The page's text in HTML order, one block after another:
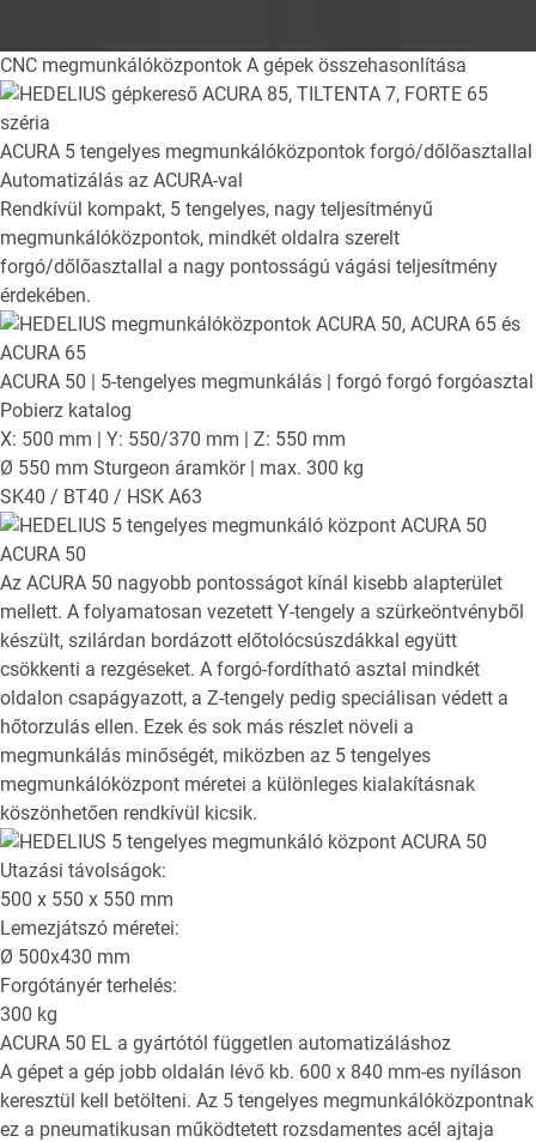
CNC megmunkálóközpontok A gépek összehasonlítása
ACURA 5 tengelyes megmunkálóközpontok forgó/dőlőasztallal
Automatizálás az ACURA-val
Rendkívül kompakt, 5 tengelyes, nagy teljesítményű
megmunkálóközpontok, mindkét oldalra szerelt
forgó/dőlőasztallal a nagy pontosságú vágási teljesítmény
érdekében.
ACURA 50 | 5-tengelyes megmunkálás | forgó forgó forgóasztal
Pobierz katalog
X: 500 mm | Y: 550/370 mm | Z: 550 mm
Ø 550 mm Sturgeon áramkör | max. 300 kg
SK40 / BT40 / HSK A63
ACURA 50
Az ACURA 50 nagyobb pontosságot kínál kisebb alapterület
mellett. A folyamatosan vezetett Y-tengely a szürkeöntvényből
készült, szilárdan bordázott előtolócsúszdákkal együtt
csökkenti a rezgéseket. A forgó-fordítható asztal mindkét
oldalon csapágyazott, a Z-tengely pedig speciálisan védett a
hőtorzulás ellen. Ezek és sok más részlet növeli a
megmunkálás minőségét, miközben az 5 tengelyes
megmunkálóközpont méretei a különleges kialakításnak
köszönhetően rendkívül kicsik.
Utazási távolságok:
500 x 550 x 550 mm
Lemezjátszó méretei:
Ø 500x430 mm
Forgótányér terhelés:
300 kg
ACURA 50 EL a gyártótól független automatizáláshoz
A gépet a gép jobb oldalán lévő kb. 600 x 840 mm-es nyíláson
keresztül kell betölteni. Az 5 tengelyes megmunkálóközpontnak
ez a pneumatikusan működtetett rozsdamentes acél ajtaja